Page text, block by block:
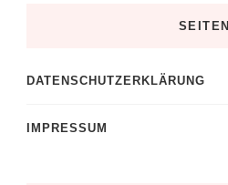
SEITEN
DATENSCHUTZERKLÄRUNG
IMPRESSUM